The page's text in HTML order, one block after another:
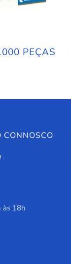
PEÇAS
CONNOSCO
às 18h